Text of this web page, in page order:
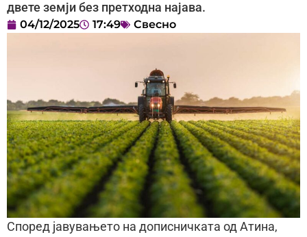
двете земји без претходна најава.
04/12/2025 17:49 Свесно
Според јавувањето на дописничката од Атина,